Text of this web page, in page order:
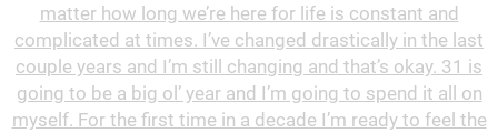
matter how long we’re here for life is constant and
complicated at times. I’ve changed drastically in the last
couple years and I’m still changing and that’s okay. 31 is
going to be a big ol’ year and I’m going to spend it all on
myself. For the first time in a decade I’m ready to feel the